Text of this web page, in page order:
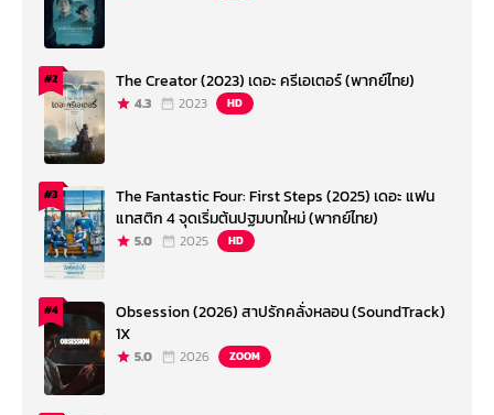
#2 The Creator (2023) เดอะ ครีเอเตอร์ (พากย์ไทย)
4.3 2023 HD
#3
The Fantastic Four: First Steps (2025) เดอะ แฟน
แทสติก 4 จุดเริ่มต้นปฐมบทใหม่ (พากย์ไทย)
5.0 2025 HD
#4
Obsession (2026) สาปรักคลั่งหลอน (SoundTrack)
1X
5.0 2026 ZOOM